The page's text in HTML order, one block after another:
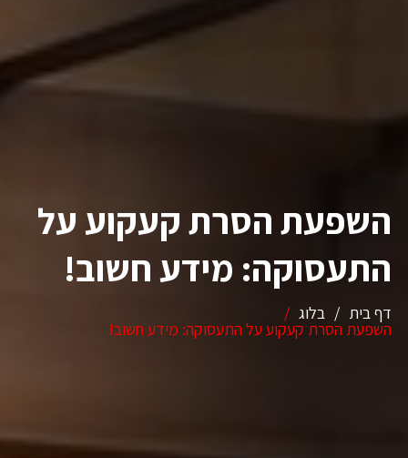
השפעת הסרת קעקוע על
התעסוקה: מידע חשוב!
דף בית / בלוג /
השפעת הסרת קעקוע על התעסוקה: מידע חשוב!